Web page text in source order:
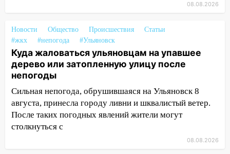
новых аппаратов ИВЛ
16:51
В Чердаклинском районе
ремонтируют дороги, ставят остановки
и проводят новое освещение
16:35 В Ульяновске установили ещё
девять бункеров для крупногабаритного
мусора
16:26 В Ульяновске бесплатно покажут
08.08.2026
Новости Общество Происшествия
Статьи
#жкх
#непогода #Ульяновск
Куда жаловаться ульяновцам на упавшее
дерево или затопленную улицу после
непогоды
Сильная непогода, обрушившаяся на Ульяновск 8
августа, принесла городу ливни и шквалистый ветер.
После таких погодных явлений жители могут
столкнуться с
08.08.2026